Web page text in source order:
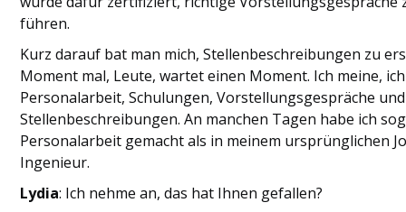
führen.
Kurz darauf bat man mich, Stellenbeschreibungen zu
Moment mal, Leute, wartet einen Moment. Ich meine,
Personalarbeit, Schulungen, Vorstellungsgespräche und
Stellenbeschreibungen. An manchen Tagen habe ich
Personalarbeit gemacht als in meinem ursprünglichen
Ingenieur.
Lydia: Ich nehme an, das hat Ihnen gefallen?